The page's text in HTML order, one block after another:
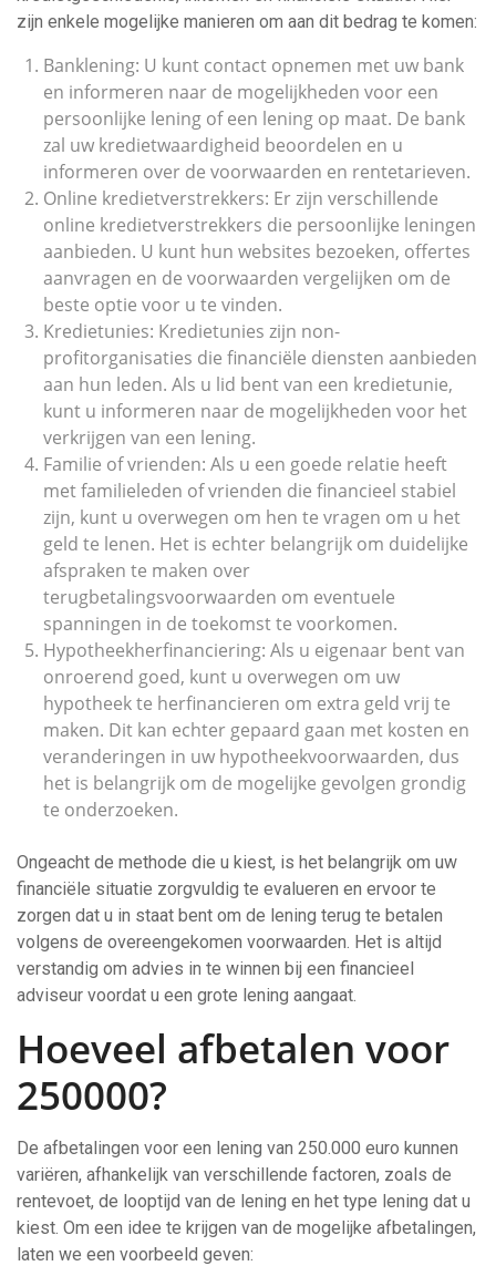
zijn enkele mogelijke manieren om aan dit bedrag te komen:
Banklening: U kunt contact opnemen met uw bank
en informeren naar de mogelijkheden voor een
persoonlijke lening of een lening op maat. De bank
zal uw kredietwaardigheid beoordelen en u
informeren over de voorwaarden en rentetarieven.
Online kredietverstrekkers: Er zijn verschillende
online kredietverstrekkers die persoonlijke leningen
aanbieden. U kunt hun websites bezoeken, offertes
aanvragen en de voorwaarden vergelijken om de
beste optie voor u te vinden.
Kredietunies: Kredietunies zijn non-
profitorganisaties die financiële diensten aanbieden
aan hun leden. Als u lid bent van een kredietunie,
kunt u informeren naar de mogelijkheden voor het
verkrijgen van een lening.
Familie of vrienden: Als u een goede relatie heeft
met familieleden of vrienden die financieel stabiel
zijn, kunt u overwegen om hen te vragen om u het
geld te lenen. Het is echter belangrijk om duidelijke
afspraken te maken over
terugbetalingsvoorwaarden om eventuele
spanningen in de toekomst te voorkomen.
Hypotheekherfinanciering: Als u eigenaar bent van
onroerend goed, kunt u overwegen om uw
hypotheek te herfinancieren om extra geld vrij te
maken. Dit kan echter gepaard gaan met kosten en
veranderingen in uw hypotheekvoorwaarden, dus
het is belangrijk om de mogelijke gevolgen grondig
te onderzoeken.
Ongeacht de methode die u kiest, is het belangrijk om uw
financiële situatie zorgvuldig te evalueren en ervoor te
zorgen dat u in staat bent om de lening terug te betalen
volgens de overeengekomen voorwaarden. Het is altijd
verstandig om advies in te winnen bij een financieel
adviseur voordat u een grote lening aangaat.
Hoeveel afbetalen voor
250000?
De afbetalingen voor een lening van 250.000 euro kunnen
variëren, afhankelijk van verschillende factoren, zoals de
rentevoet, de looptijd van de lening en het type lening dat u
kiest. Om een idee te krijgen van de mogelijke afbetalingen,
laten we een voorbeeld geven: